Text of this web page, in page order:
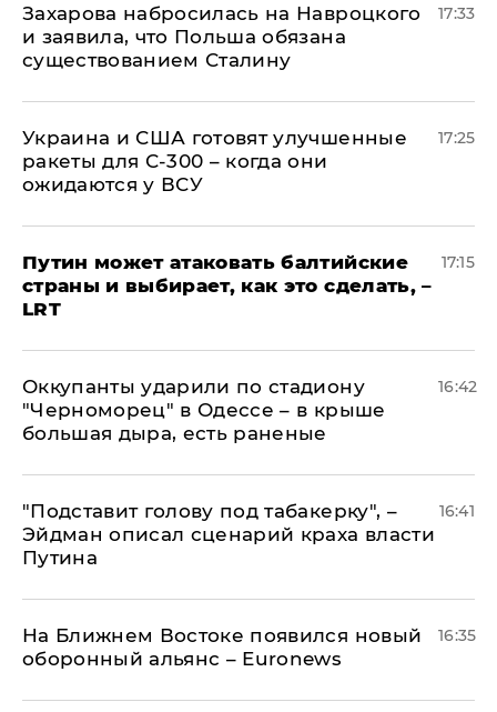
​Захарова набросилась на Навроцкого
и заявила, что Польша обязана
существованием Сталину
17:33
Украина и США готовят улучшенные
ракеты для С-300 – когда они
ожидаются у ВСУ
17:25
Путин может атаковать балтийские
страны и выбирает, как это сделать, –
LRT
17:15
Оккупанты ударили по стадиону
"Черноморец" в Одессе – в крыше
большая дыра, есть раненые
16:42
​"Подставит голову под табакерку", –
Эйдман описал сценарий краха власти
Путина
16:41
На Ближнем Востоке появился новый
оборонный альянс – Euronews
16:35